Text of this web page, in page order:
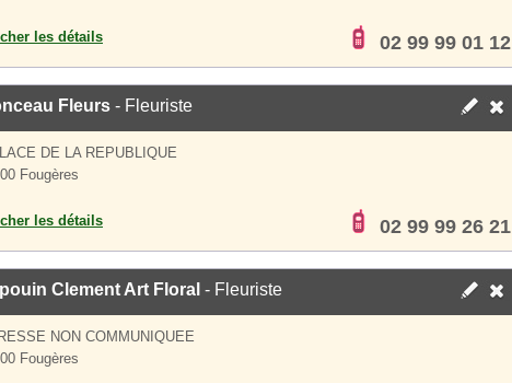
les détails 02 99 99 01 12
Fleurs - Fleuriste
DE LA REPUBLIQUE
Fougères
les détails 02 99 99 26 21
Clement Art Floral - Fleuriste
NON COMMUNIQUEE
Fougères